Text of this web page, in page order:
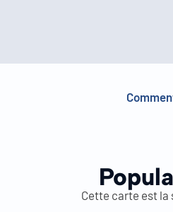
Cette carte est la